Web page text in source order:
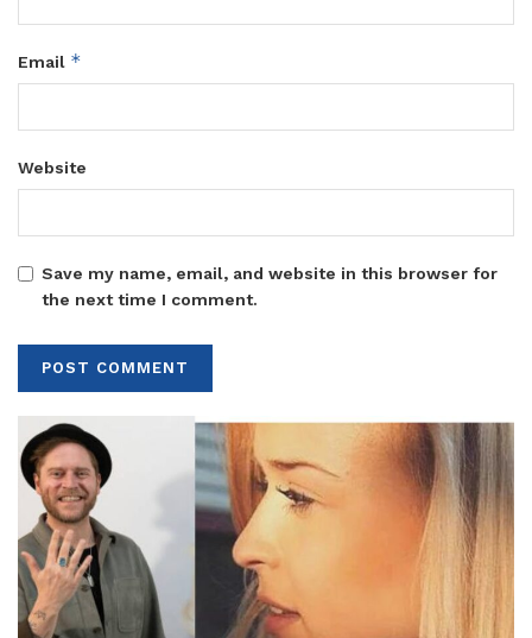
Email *
Website
Save my name, email, and website in this browser for
the next time I comment.